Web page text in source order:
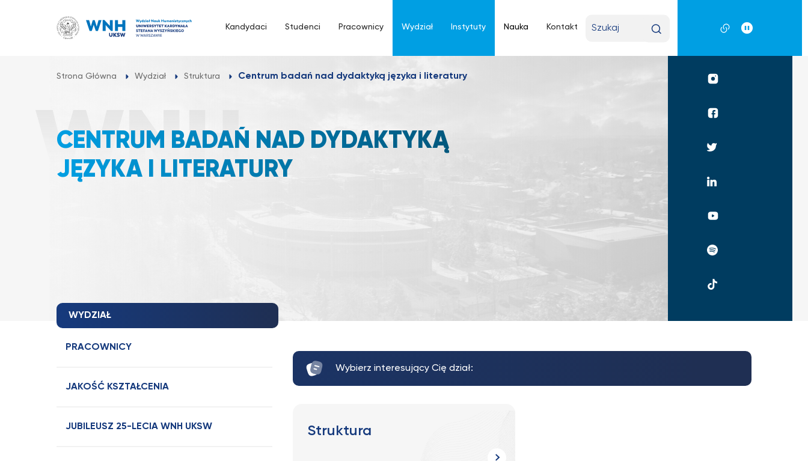
Kandydaci Studenci Pracownicy Wydział Instytuty Nauka Kontakt
wyszukiwaną
Strona Główna Wydział Struktura Centrum badań nad dydaktyką języka i literatury
CENTRUM BADAŃ NAD DYDAKTYKĄ
JĘZYKA I LITERATURY
Profil
Profil
Profil
Profil
Linkedin
UKSW
UKSW
UKSW
WYDZIAŁ
PRACOWNICY
JAKOŚĆ KSZTAŁCENIA
JUBILEUSZ 25-LECIA WNH UKSW
Wybierz interesujący Cię dział:
Struktura